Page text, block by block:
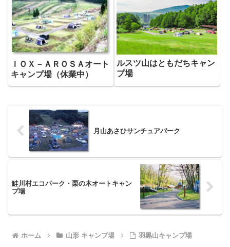
ＩＯＸ－ＡＲＯＳＡオート
キャンプ場（休業中）
ルスツ山はともだちキャン
プ場
月山あさひサンチュアパーク
鮭川村エコパーク・栗の木オートキャン
プ場
ホーム 山形 キャンプ場 羽黒山キャンプ場